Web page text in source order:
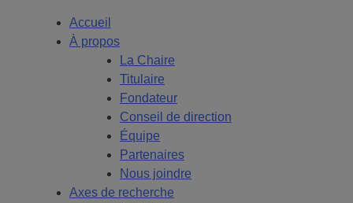
Accueil
À propos
La Chaire
Titulaire
Fondateur
Conseil de direction
Équipe
Partenaires
Nous joindre
Axes de recherche